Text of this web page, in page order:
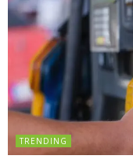
TRENDING